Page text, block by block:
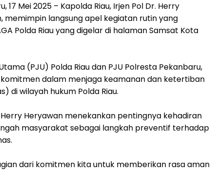
17 Mei 2025 – Kapolda Riau, Irjen Pol Dr. Herry
memimpin langsung apel kegiatan rutin yang
Polda Riau yang digelar di halaman Samsat Kota
(PJU) Polda Riau dan PJU Polresta Pekanbaru,
dalam menjaga keamanan dan ketertiban
di wilayah hukum Polda Riau.
Heryawan menekankan pentingnya kehadiran
masyarakat sebagai langkah preventif terhadap
dari komitmen kita untuk memberikan rasa aman